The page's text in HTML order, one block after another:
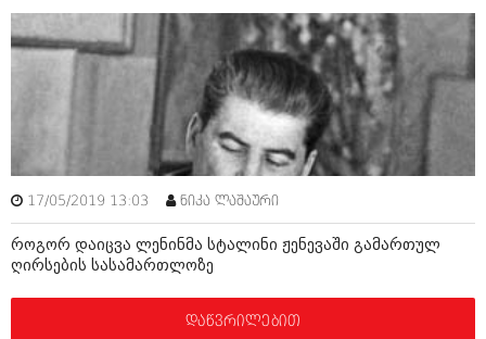
აპრილი 2017 (220)
მარტი 2017 (212)
თებერვალი 2017 (205)
იანვარი 2017 (246)
დეკემბერი 2016 (207)
ნოემბერი 2016 (207)
ოქტომბერი 2016 (257)
სექტემბერი 2016 (224)
აგვისტო 2016 (258)
ივლისი 2016 (211)
ივნისი 2016 (221)
მაისი 2016 (261)
თებერვალი 2016 (250)
17/05/2019 13:03 ნიკა ლაშაური
როგორ დაიცვა ლენინმა სტალინი ჟენევაში გამართულ
ღირსების სასამართლოზე
დაწვრილებით